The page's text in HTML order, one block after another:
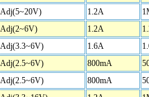
Adj(5~20V) 1.2A
Adj(2~6V) 1.2A
Adj(3.3~6V) 1.6A
Adj(2.5~6V) 800mA
Adj(2.5~6V) 800mA